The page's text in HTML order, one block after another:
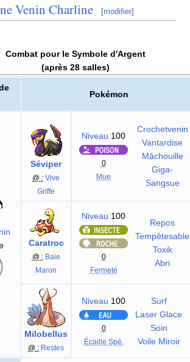
Venin Charline [modifier]
Combat pour le Symbole d'Argent
(après 28 salles)
Pokémon
Séviper
@ : Vive
Griffe
Niveau 100
0
Mue
Crochetvenin
Vantardise
Mâchouille
Giga-
Sangsue
Caratroc
@ : Baie
Maron
Niveau 100
0
Fermeté
Repos
Tempêtesable
Toxik
Abri
Milobellus
@ : Restes
Niveau 100
0
Écaille Spé.
Surf
Laser Glace
Soin
Voile Miroir